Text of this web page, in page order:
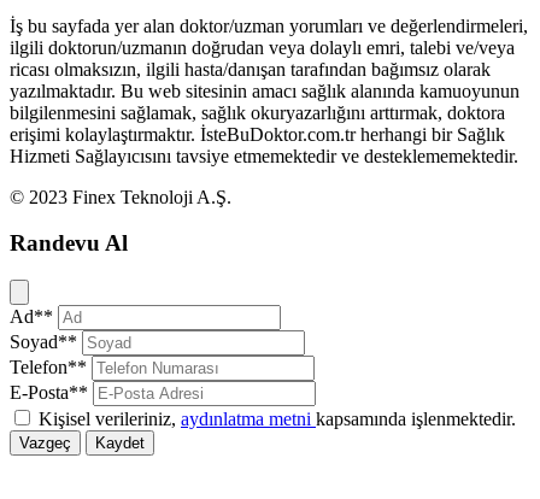
İş bu sayfada yer alan doktor/uzman yorumları ve değerlendirmeleri,
ilgili doktorun/uzmanın doğrudan veya dolaylı emri, talebi ve/veya
ricası olmaksızın, ilgili hasta/danışan tarafından bağımsız olarak
yazılmaktadır. Bu web sitesinin amacı sağlık alanında kamuoyunun
bilgilenmesini sağlamak, sağlık okuryazarlığını arttırmak, doktora
erişimi kolaylaştırmaktır. İsteBuDoktor.com.tr herhangi bir Sağlık
Hizmeti Sağlayıcısını tavsiye etmemektedir ve desteklememektedir.
© 2023 Finex Teknoloji A.Ş.
Randevu Al
Kapat
Ad**
Soyad**
Telefon**
E-Posta**
Kişisel verileriniz, aydınlatma metni kapsamında işlenmektedir.
Vazgeç Kaydet